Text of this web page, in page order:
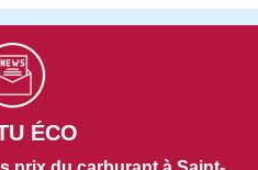
ÉCO